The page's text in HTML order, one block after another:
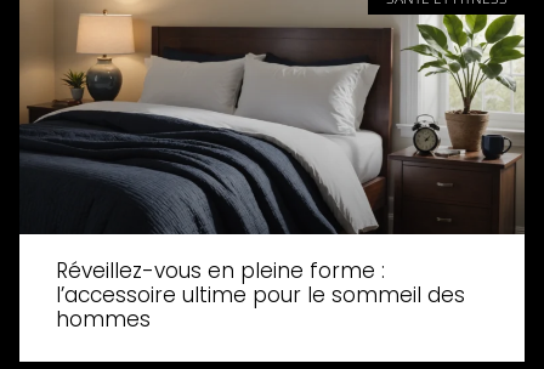
Réveillez-vous en pleine forme :
l’accessoire ultime pour le sommeil des
hommes